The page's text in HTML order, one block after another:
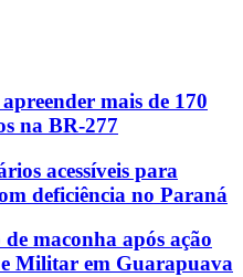
mais de 170
na BR-277
acessíveis para
deficiência no Paraná
maconha após ação
Militar em Guarapuava